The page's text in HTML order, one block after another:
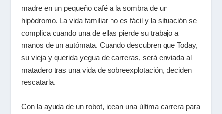
madre en un pequeño café a la sombra de un
hipódromo. La vida familiar no es fácil y la situación se
complica cuando una de ellas pierde su trabajo a
manos de un autómata. Cuando descubren que Today,
su vieja y querida yegua de carreras, será enviada al
matadero tras una vida de sobreexplotación, deciden
rescatarla.
Con la ayuda de un robot, idean una última carrera para